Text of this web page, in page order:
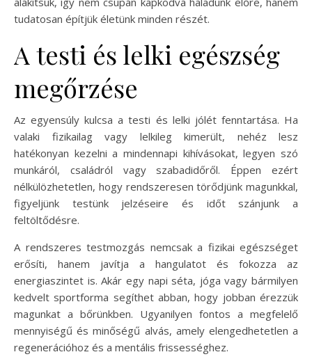
tudatosan építjük életünk minden részét.
A testi és lelki egészség
megőrzése
Az egyensúly kulcsa a testi és lelki jólét fenntartása. Ha
valaki fizikailag vagy lelkileg kimerült, nehéz lesz
hatékonyan kezelni a mindennapi kihívásokat, legyen szó
munkáról, családról vagy szabadidőről. Éppen ezért
nélkülözhetetlen, hogy rendszeresen törődjünk magunkkal,
figyeljünk testünk jelzéseire és időt szánjunk a
feltöltődésre.
A rendszeres testmozgás nemcsak a fizikai egészséget
erősíti, hanem javítja a hangulatot és fokozza az
energiaszintet is. Akár egy napi séta, jóga vagy bármilyen
kedvelt sportforma segíthet abban, hogy jobban érezzük
magunkat a bőrünkben. Ugyanilyen fontos a megfelelő
mennyiségű és minőségű alvás, amely elengedhetetlen a
regenerációhoz és a mentális frissességhez.